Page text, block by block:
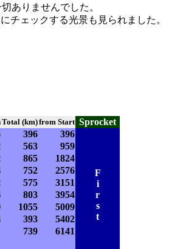
ありませんでした。
チェックする光景も見られました。
Total (km)from Start Sprocket
396 396
F
i
r
s
t
563
959
865
1824
752
2576
575
3151
803
3954
1055
5009
393
5402
739
6141